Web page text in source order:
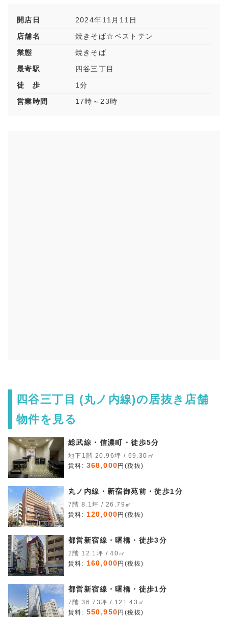
開店日
2024年11月11日
店舗名
焼きそば☆ベストテン
業態
焼きそば
最寄駅
四谷三丁目
徒 歩
1分
営業時間
17時～23時
四谷三丁目 (丸ノ内線)の居抜き店舗
物件を見る
総武線・信濃町・徒歩5分
地下1階 20.96坪 / 69.30㎡
賃料: 368,000 円(税抜)
丸ノ内線・新宿御苑前・徒歩1分
7階 8.1坪 / 26.79㎡
賃料: 120,000 円(税抜)
都営新宿線・曙橋・徒歩3分
2階 12.1坪 / 40㎡
賃料: 160,000 円(税抜)
都営新宿線・曙橋・徒歩1分
7階 36.73坪 / 121.43㎡
賃料: 550,950 円(税抜)